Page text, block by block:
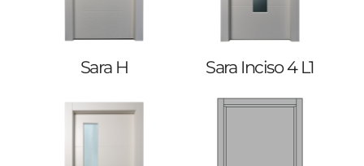
Sara H Sara Inciso 4 L1